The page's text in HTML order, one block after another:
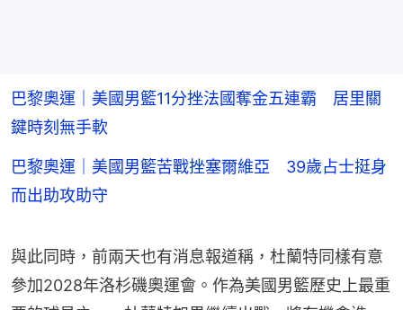
巴黎奧運｜美國男籃11分挫法國奪金五連霸 居里關
鍵時刻無手軟
巴黎奧運｜美國男籃苦戰挫塞爾維亞 39歲占士挺身
而出助攻助守
與此同時，前兩天也有消息報道稱，杜蘭特同樣有意
參加2028年洛杉磯奧運會。作為美國男籃歷史上最重